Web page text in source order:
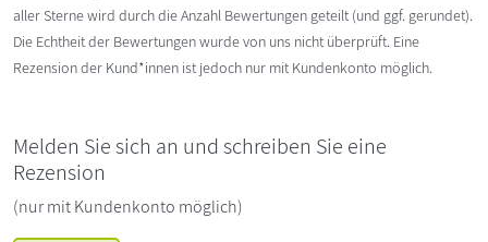
aller Sterne wird durch die Anzahl Bewertungen geteilt (und ggf. gerundet).
Die Echtheit der Bewertungen wurde von uns nicht überprüft. Eine
Rezension der Kund*innen ist jedoch nur mit Kundenkonto möglich.
Melden Sie sich an und schreiben Sie eine
Rezension
(nur mit Kundenkonto möglich)